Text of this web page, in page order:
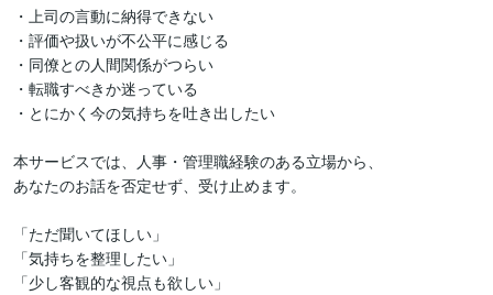
・上司の言動に納得できない
・評価や扱いが不公平に感じる
・同僚との人間関係がつらい
・転職すべきか迷っている
・とにかく今の気持ちを吐き出したい
本サービスでは、人事・管理職経験のある立場から、
あなたのお話を否定せず、受け止めます。
「ただ聞いてほしい」
「気持ちを整理したい」
「少し客観的な視点も欲しい」